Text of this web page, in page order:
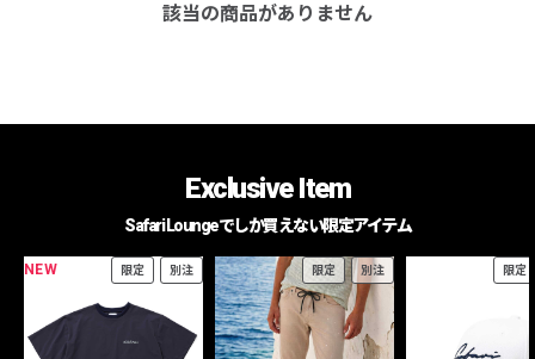
該当の商品がありません
Exclusive Item
Safari Loungeでしか買えない限定アイテム
NEW 限定 別注 限定 別注 限定